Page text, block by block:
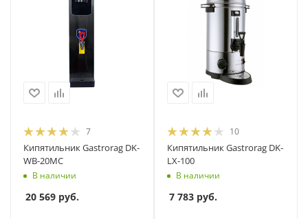
7
Кипятильник Gastrorag DK-
WB-20MC
В наличии
20 569 руб.
10
Кипятильник Gastrorag DK-
LX-100
В наличии
7 783 руб.